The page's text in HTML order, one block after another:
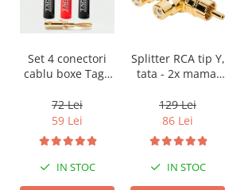
Set 4 conectori
cablu boxe Taga
001 tip banana
72 Lei
59 Lei
IN STOC
Splitter RCA tip Y,
tata - 2x mama,
M22F-HRD, placat
cu aur
129 Lei
86 Lei
IN STOC